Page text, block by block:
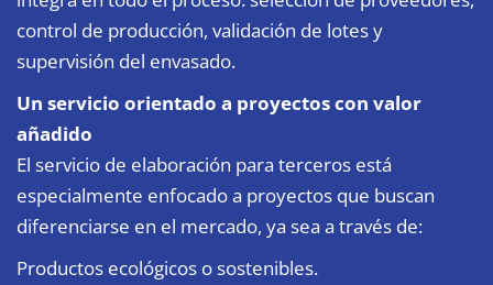
control de producción, validación de lotes y
supervisión del envasado.
Un servicio orientado a proyectos con valor
añadido
El servicio de elaboración para terceros está
especialmente enfocado a proyectos que buscan
diferenciarse en el mercado, ya sea a través de:
Productos ecológicos o sostenibles.